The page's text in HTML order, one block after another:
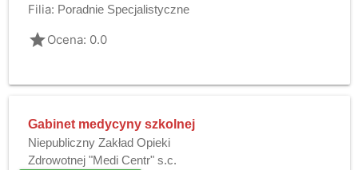
Filia: Poradnie Specjalistyczne
gradeOcena: 0.0
Gabinet medycyny szkolnej
Niepubliczny Zakład Opieki
Zdrowotnej "Medi Centr" s.c.